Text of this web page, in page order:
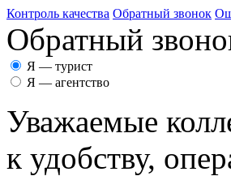
Контроль качества Обратный звонок
Обратный
Я — турист
Я — агентство
Уважаемые
к удобству,